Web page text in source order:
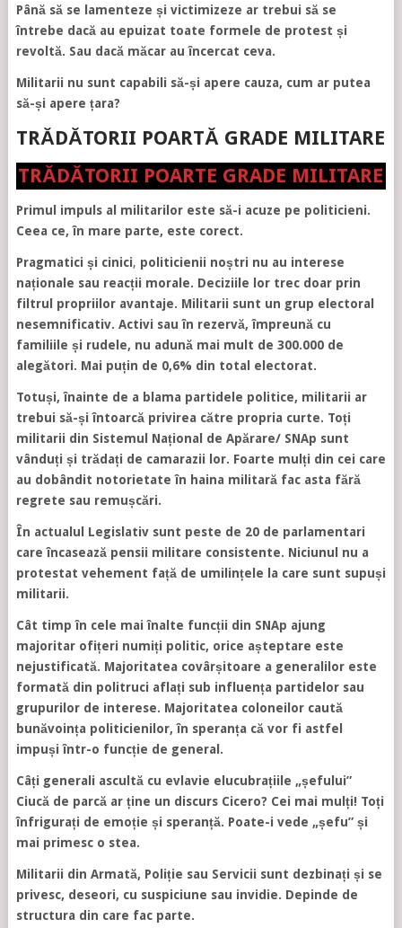
Până să se lamenteze și victimizeze ar trebui să se
întrebe dacă au epuizat toate formele de protest și
revoltă. Sau dacă măcar au încercat ceva.
Militarii nu sunt capabili să-și apere cauza, cum ar putea
să-și apere țara?
TRĂDĂTORII POARTĂ GRADE MILITARE
TRĂDĂTORII POARTE GRADE MILITARE
Primul impuls al militarilor este să-i acuze pe politicieni.
Ceea ce, în mare parte, este corect.
Pragmatici și cinici, politicienii noștri nu au interese
naționale sau reacții morale. Deciziile lor trec doar prin
filtrul propriilor avantaje. Militarii sunt un grup electoral
nesemnificativ. Activi sau în rezervă, împreună cu
familiile și rudele, nu adună mai mult de 300.000 de
alegători. Mai puțin de 0,6% din total electorat.
Totuși, înainte de a blama partidele politice, militarii ar
trebui să-și întoarcă privirea către propria curte. Toți
militarii din Sistemul Național de Apărare/ SNAp sunt
vânduți și trădați de camarazii lor. Foarte mulți din cei care
au dobândit notorietate în haina militară fac asta fără
regrete sau remușcări.
În actualul Legislativ sunt peste de 20 de parlamentari
care încasează pensii militare consistente. Niciunul nu a
protestat vehement față de umilințele la care sunt supuși
militarii.
Cât timp în cele mai înalte funcții din SNAp ajung
majoritar ofițeri numiți politic, orice așteptare este
nejustificată. Majoritatea covârșitoare a generalilor este
formată din politruci aflați sub influența partidelor sau
grupurilor de interese. Majoritatea coloneilor caută
bunăvoința politicienilor, în speranța că vor fi astfel
impuși într-o funcție de general.
Câți generali ascultă cu evlavie elucubrațiile „șefului”
Ciucă de parcă ar ține un discurs Cicero? Cei mai mulți! Toți
înfrigurați de emoție și speranță. Poate-i vede „șefu” și
mai primesc o stea.
Militarii din Armată, Poliție sau Servicii sunt dezbinați și se
privesc, deseori, cu suspiciune sau invidie. Depinde de
structura din care fac parte.